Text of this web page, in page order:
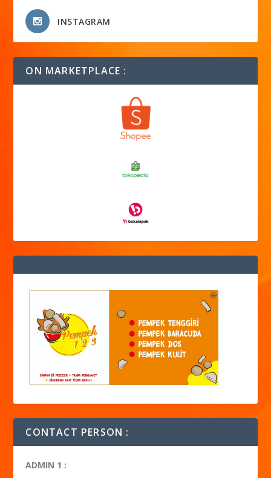
INSTAGRAM
ON MARKETPLACE :
CONTACT PERSON :
ADMIN 1 :